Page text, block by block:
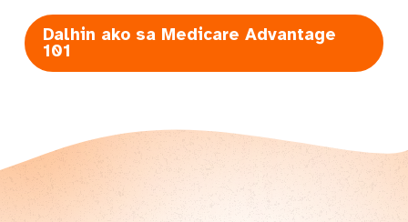
Dalhin ako sa Medicare Advantage
101